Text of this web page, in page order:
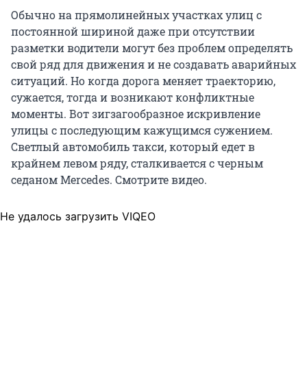
Обычно на прямолинейных участках улиц с
постоянной шириной даже при отсутствии
разметки водители могут без проблем определять
свой ряд для движения и не создавать аварийных
ситуаций. Но когда дорога меняет траекторию,
сужается, тогда и возникают конфликтные
моменты. Вот зигзагообразное искривление
улицы с последующим кажущимся сужением.
Светлый автомобиль такси, который едет в
крайнем левом ряду, сталкивается с черным
седаном Mercedes. Смотрите видео.
Не удалось загрузить VIQEO